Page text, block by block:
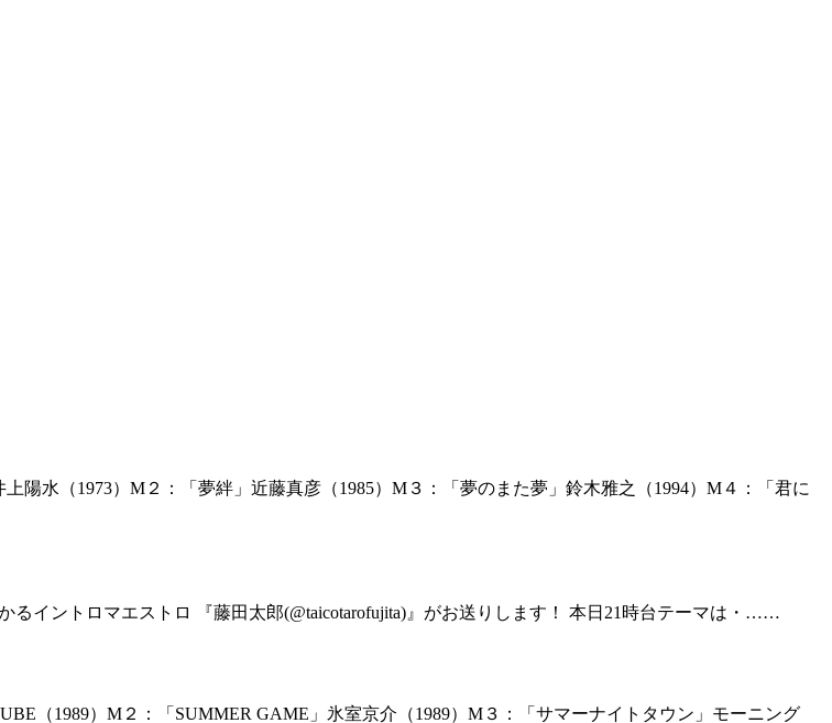
陽水（1973）M２：「夢絆」近藤真彦（1985）M３：「夢のまた夢」鈴木雅之（1994）M４：「君に
るイントロマエストロ 『藤田太郎(@taicotarofujita)』がお送りします！ 本日21時台テーマは・……
（1989）M２：「SUMMER GAME」氷室京介（1989）M３：「サマーナイトタウン」モーニング